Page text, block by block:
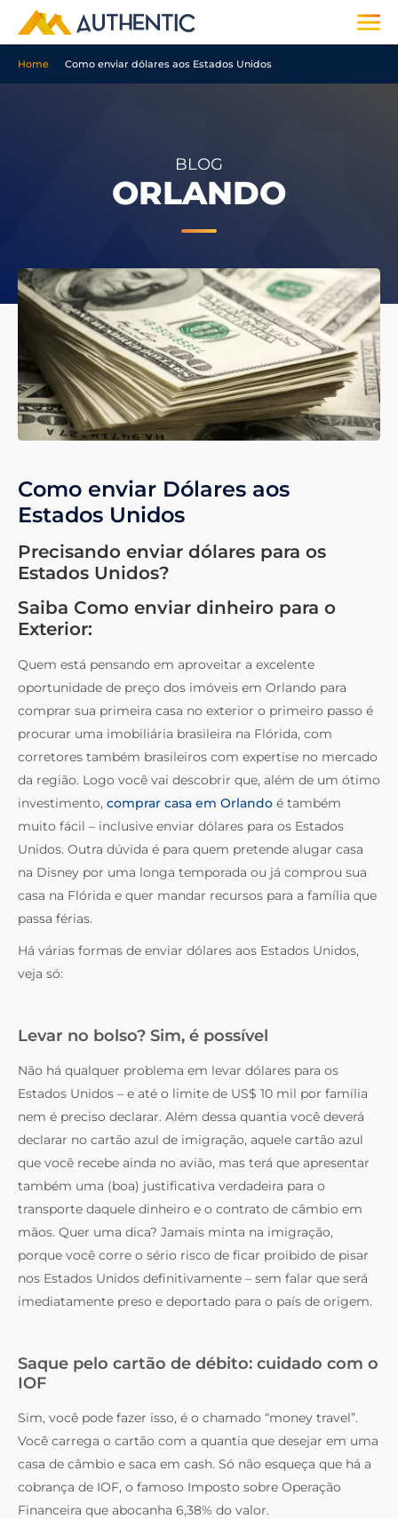
Home Como enviar dólares aos Estados Unidos
BLOG
ORLANDO
Como enviar Dólares aos
Estados Unidos
Precisando enviar dólares para os
Estados Unidos?
Saiba Como enviar dinheiro para o
Exterior:
Quem está pensando em aproveitar a excelente
oportunidade de preço dos imóveis em Orlando para
comprar sua primeira casa no exterior o primeiro passo é
procurar uma imobiliária brasileira na Flórida, com
corretores também brasileiros com expertise no mercado
da região. Logo você vai descobrir que, além de um ótimo
investimento, comprar casa em Orlando é também
muito fácil – inclusive enviar dólares para os Estados
Unidos. Outra dúvida é para quem pretende alugar casa
na Disney por uma longa temporada ou já comprou sua
casa na Flórida e quer mandar recursos para a família que
passa férias.
Há várias formas de enviar dólares aos Estados Unidos,
veja só:
Levar no bolso? Sim, é possível
Não há qualquer problema em levar dólares para os
Estados Unidos – e até o limite de US$ 10 mil por família
nem é preciso declarar. Além dessa quantia você deverá
declarar no cartão azul de imigração, aquele cartão azul
que você recebe ainda no avião, mas terá que apresentar
também uma (boa) justificativa verdadeira para o
transporte daquele dinheiro e o contrato de câmbio em
mãos. Quer uma dica? Jamais minta na imigração,
porque você corre o sério risco de ficar proibido de pisar
nos Estados Unidos definitivamente – sem falar que será
imediatamente preso e deportado para o país de origem.
Saque pelo cartão de débito: cuidado com o
IOF
Sim, você pode fazer isso, é o chamado “money travel”.
Você carrega o cartão com a quantia que desejar em uma
casa de câmbio e saca em cash. Só não esqueça que há a
cobrança de IOF, o famoso Imposto sobre Operação
Financeira que abocanha 6,38% do valor.